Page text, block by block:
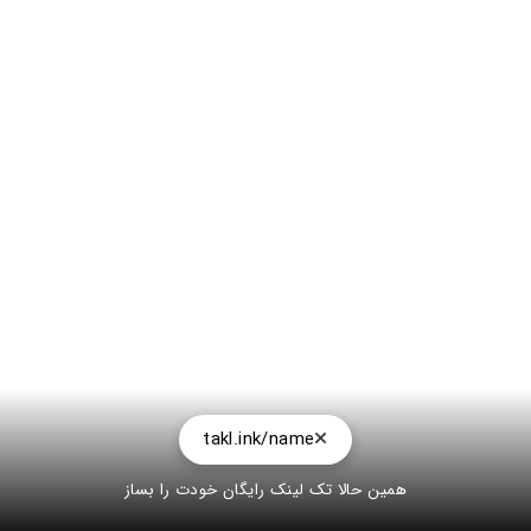
takl.ink/name
همین حالا تک لینک رایگان خودت را بساز